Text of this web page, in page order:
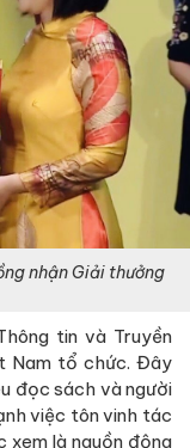
nhận Giải thưởng
tin và Truyền
Nam tổ chức. Đây
đọc sách và người
việc tôn vinh tác
xem là nguồn động